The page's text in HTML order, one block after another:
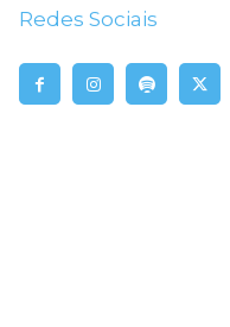
Redes Sociais